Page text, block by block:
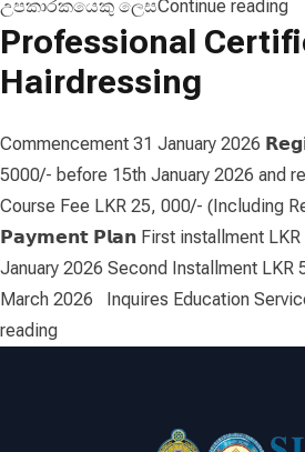
උපකාරකයෙකු ලෙසContinue reading
Professional
Hairdressing
Commencement 31 January 2026
5000/- before 15th January 2026 and
Course Fee LKR 25, 000/- (Including
𝗣𝗮𝘆𝗺𝗲𝗻𝘁 𝗣𝗹𝗮𝗻 First installment LKR
January 2026 Second Installment LKR
March 2026 Inquires Education
reading“Professional Certificate in